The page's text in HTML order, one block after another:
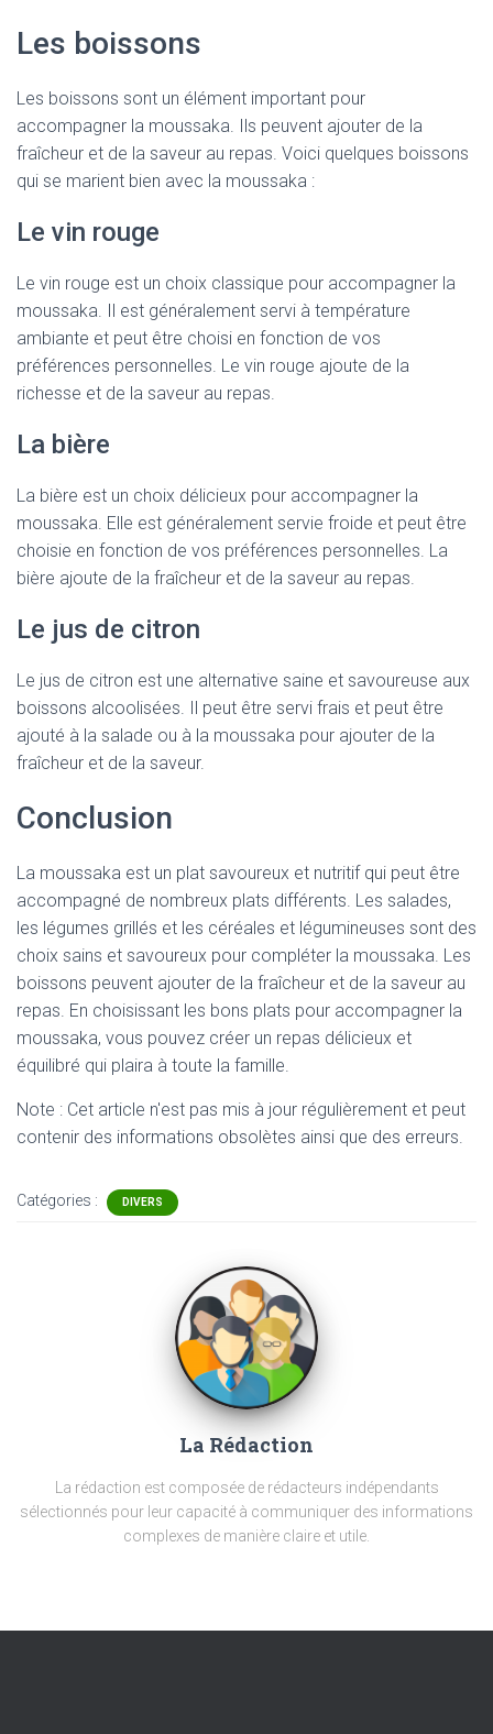
Les boissons
Les boissons sont un élément important pour
accompagner la moussaka. Ils peuvent ajouter de la
fraîcheur et de la saveur au repas. Voici quelques boissons
qui se marient bien avec la moussaka :
Le vin rouge
Le vin rouge est un choix classique pour accompagner la
moussaka. Il est généralement servi à température
ambiante et peut être choisi en fonction de vos
préférences personnelles. Le vin rouge ajoute de la
richesse et de la saveur au repas.
La bière
La bière est un choix délicieux pour accompagner la
moussaka. Elle est généralement servie froide et peut être
choisie en fonction de vos préférences personnelles. La
bière ajoute de la fraîcheur et de la saveur au repas.
Le jus de citron
Le jus de citron est une alternative saine et savoureuse aux
boissons alcoolisées. Il peut être servi frais et peut être
ajouté à la salade ou à la moussaka pour ajouter de la
fraîcheur et de la saveur.
Conclusion
La moussaka est un plat savoureux et nutritif qui peut être
accompagné de nombreux plats différents. Les salades,
les légumes grillés et les céréales et légumineuses sont des
choix sains et savoureux pour compléter la moussaka. Les
boissons peuvent ajouter de la fraîcheur et de la saveur au
repas. En choisissant les bons plats pour accompagner la
moussaka, vous pouvez créer un repas délicieux et
équilibré qui plaira à toute la famille.
Note : Cet article n'est pas mis à jour régulièrement et peut
contenir des informations obsolètes ainsi que des erreurs.
Catégories : DIVERS
La Rédaction
La rédaction est composée de rédacteurs indépendants
sélectionnés pour leur capacité à communiquer des informations
complexes de manière claire et utile.